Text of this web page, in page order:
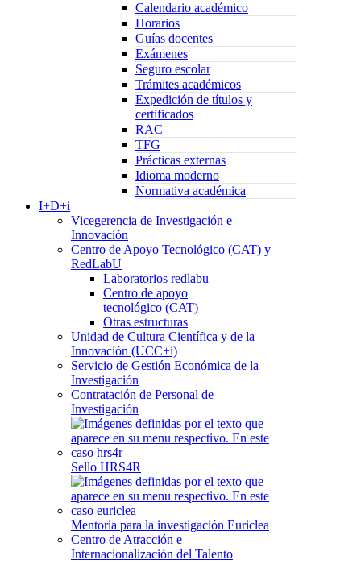
Calendario académico
Horarios
Guías docentes
Exámenes
Seguro escolar
Trámites académicos
Expedición de títulos y
certificados
RAC
TFG
Prácticas externas
Idioma moderno
Normativa académica
I+D+i
Vicegerencia de Investigación e
Innovación
Centro de Apoyo Tecnológico (CAT) y
RedLabU
Laboratorios redlabu
Centro de apoyo
tecnológico (CAT)
Otras estructuras
Unidad de Cultura Científica y de la
Innovación (UCC+i)
Servicio de Gestión Económica de la
Investigación
Contratación de Personal de
Investigación
Sello HRS4R
Mentoría para la investigación Euriclea
Centro de Atracción e
Internacionalización del Talento